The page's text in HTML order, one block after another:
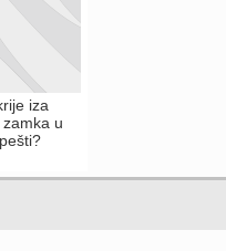
iza
u